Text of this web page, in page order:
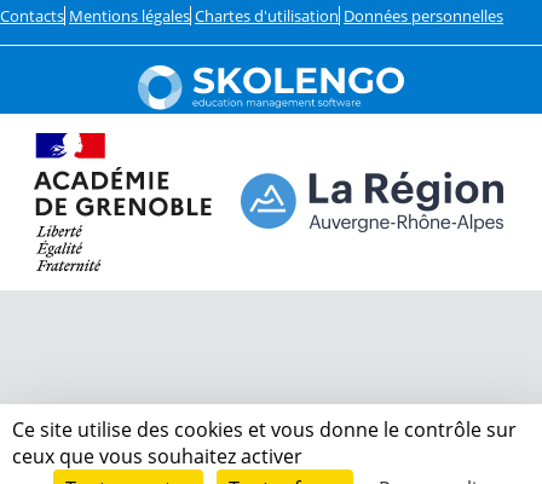
Contacts Mentions légales Chartes d'utilisation Données personnelles
Ce site utilise des cookies et vous donne le contrôle sur
ceux que vous souhaitez activer